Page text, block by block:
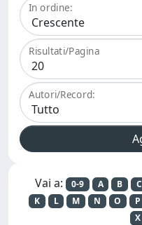
In ordine:
Risultati/Pagina
Autori/Record:
Vai a: 0-9 A B C
K
L M N O P
X